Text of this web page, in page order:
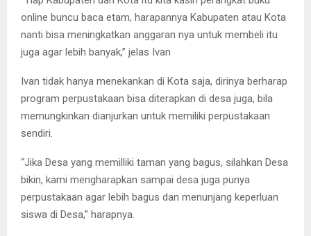
online buncu baca etam, harapannya Kabupaten atau Kota
nanti bisa meningkatkan anggaran nya untuk membeli itu
juga agar lebih banyak,” jelas Ivan
Ivan tidak hanya menekankan di Kota saja, dirinya berharap
program perpustakaan bisa diterapkan di desa juga, bila
memungkinkan dianjurkan untuk memiliki perpustakaan
sendiri.
“Jika Desa yang memilliki taman yang bagus, silahkan Desa
bikin, kami mengharapkan sampai desa juga punya
perpustakaan agar lebih bagus dan menunjang keperluan
siswa di Desa,” harapnya.